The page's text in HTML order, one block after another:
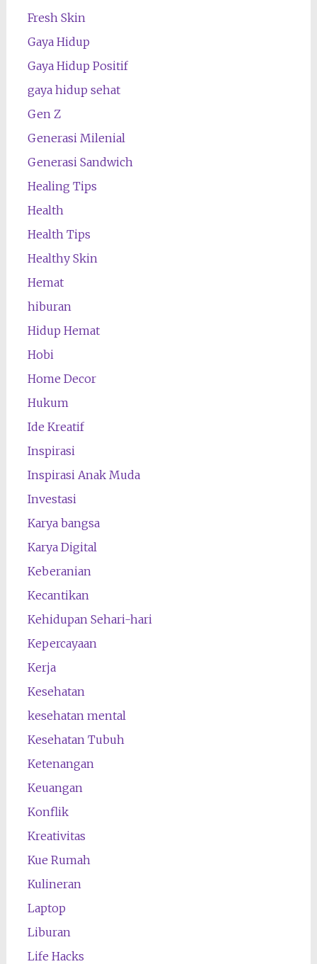
Fresh Skin
Gaya Hidup
Gaya Hidup Positif
gaya hidup sehat
Gen Z
Generasi Milenial
Generasi Sandwich
Healing Tips
Health
Health Tips
Healthy Skin
Hemat
hiburan
Hidup Hemat
Hobi
Home Decor
Hukum
Ide Kreatif
Inspirasi
Inspirasi Anak Muda
Investasi
Karya bangsa
Karya Digital
Keberanian
Kecantikan
Kehidupan Sehari-hari
Kepercayaan
Kerja
Kesehatan
kesehatan mental
Kesehatan Tubuh
Ketenangan
Keuangan
Konflik
Kreativitas
Kue Rumah
Kulineran
Laptop
Liburan
Life Hacks